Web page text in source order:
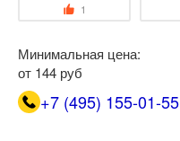
1
Минимальная цена:
от 144 руб
+7 (495) 155-01-55